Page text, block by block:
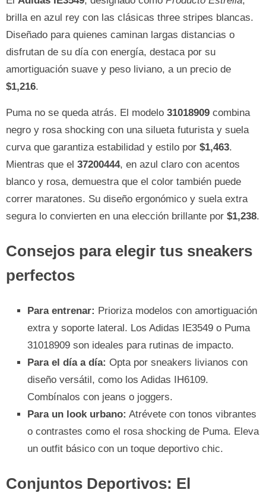
brilla en azul rey con las clásicas three stripes blancas.
Diseñado para quienes caminan largas distancias o
disfrutan de su día con energía, destaca por su
amortiguación suave y peso liviano, a un precio de
$1,216.
Puma no se queda atrás. El modelo 31018909 combina
negro y rosa shocking con una silueta futurista y suela
curva que garantiza estabilidad y estilo por $1,463.
Mientras que el 37200444, en azul claro con acentos
blanco y rosa, demuestra que el color también puede
correr maratones. Su diseño ergonómico y suela extra
segura lo convierten en una elección brillante por $1,238.
Consejos para elegir tus sneakers
perfectos
Para entrenar: Prioriza modelos con amortiguación
extra y soporte lateral. Los Adidas IE3549 o Puma
31018909 son ideales para rutinas de impacto.
Para el día a día: Opta por sneakers livianos con
diseño versátil, como los Adidas IH6109.
Combínalos con jeans o joggers.
Para un look urbano: Atrévete con tonos vibrantes
o contrastes como el rosa shocking de Puma. Eleva
un outfit básico con un toque deportivo chic.
Conjuntos Deportivos: El